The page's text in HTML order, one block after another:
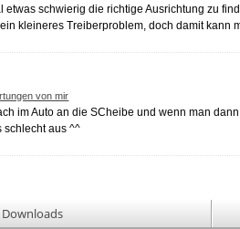
schwierig die richtige Ausrichtung zu
kleineres Treiberproblem, doch damit kann
von mir
im Auto an die SCheibe und wenn man
schlecht aus ^^